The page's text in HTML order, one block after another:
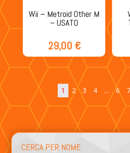
Wii – Metroid Other M
– USATO
29,00 €
1 2 3 4 … 6 7
CERCA PER NOME